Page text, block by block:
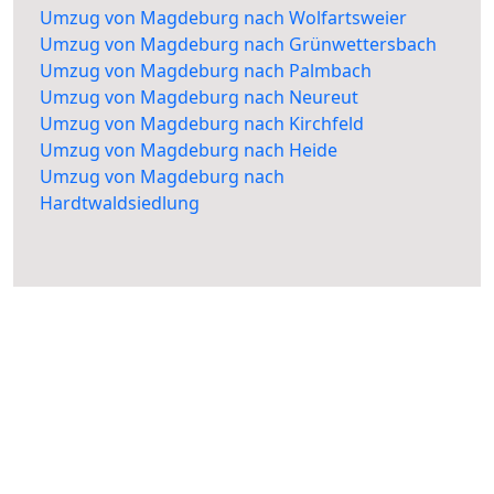
Umzug von Magdeburg nach Wolfartsweier
Umzug von Magdeburg nach Grünwettersbach
Umzug von Magdeburg nach Palmbach
Umzug von Magdeburg nach Neureut
Umzug von Magdeburg nach Kirchfeld
Umzug von Magdeburg nach Heide
Umzug von Magdeburg nach
Hardtwaldsiedlung